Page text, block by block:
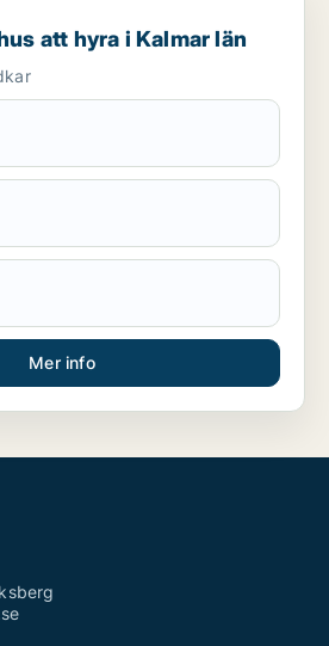
hyra i Kalmar län
att hyra i Kalmar län
Mer info